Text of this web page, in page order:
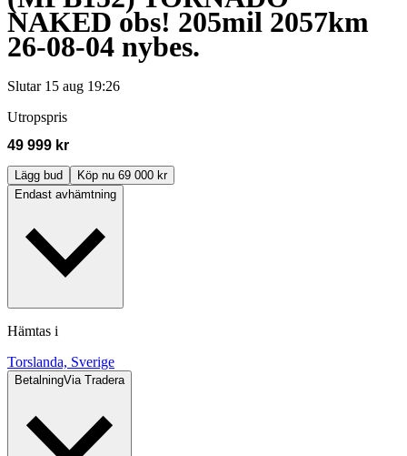
NAKED obs! 205mil 2057km
26-08-04 nybes.
Slutar 15 aug 19:26
Utropspris
49 999 kr
Lägg bud
Köp nu 69 000 kr
Endast avhämtning
Hämtas i
Torslanda, Sverige
BetalningVia Tradera